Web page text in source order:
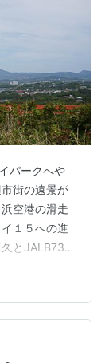
パークへや
街の遠景が
空港の滑走
１５への進
とJALB737
ず・・・ 滑
でUターン
す。